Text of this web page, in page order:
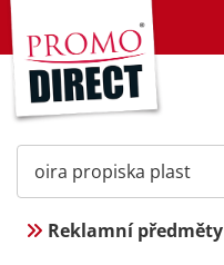
Reklamní předměty